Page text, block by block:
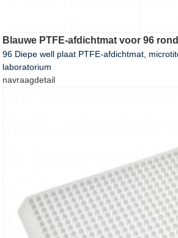
Blauwe PTFE-afdichtmat voor 96
96 Diepe well plaat PTFE-afdichtmat,
laboratorium
navraagdetail